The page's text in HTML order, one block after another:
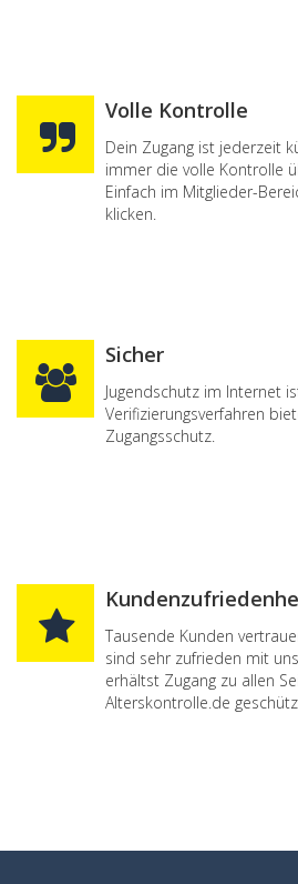
Volle Kontrolle
Dein Zugang ist jederzeit
immer die volle Kontrolle
Einfach im Mitglieder-
klicken.
Sicher
Jugendschutz im Internet
Verifizierungsverfahren
Zugangsschutz.
Tausende Kunden
sind sehr zufrieden mit
erhältst Zugang zu allen
Alterskontrolle.de